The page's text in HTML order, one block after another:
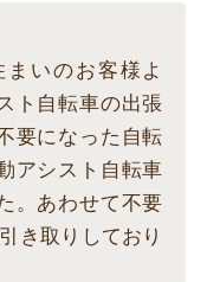
いのお客様よ
ト自転車の出張
要になった自転
アシスト自転車
。あわせて不要
き取りしており